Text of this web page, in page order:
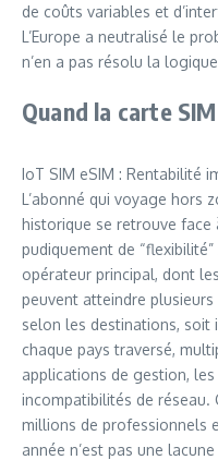
de coûts variables et
L’Europe a neutralisé le
n’en a pas résolu la
Quand la carte
IoT SIM eSIM : Rentabilité
L’abonné qui voyage hors
historique se retrouve face
pudiquement de
opérateur principal, dont
peuvent atteindre
selon les destinations, soit
chaque pays traversé,
applications de gestion,
incompatibilités de réseau.
millions de professionnels
année n’est pas une